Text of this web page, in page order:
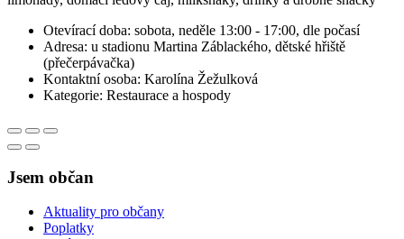
Otevírací doba: sobota, neděle 13:00 - 17:00, dle počasí
Adresa: u stadionu Martina Záblackého, dětské hřiště
(přečerpávačka)
Kontaktní osoba: Karolína Žežulková
Kategorie: Restaurace a hospody
Jsem občan
Aktuality pro občany
Poplatky